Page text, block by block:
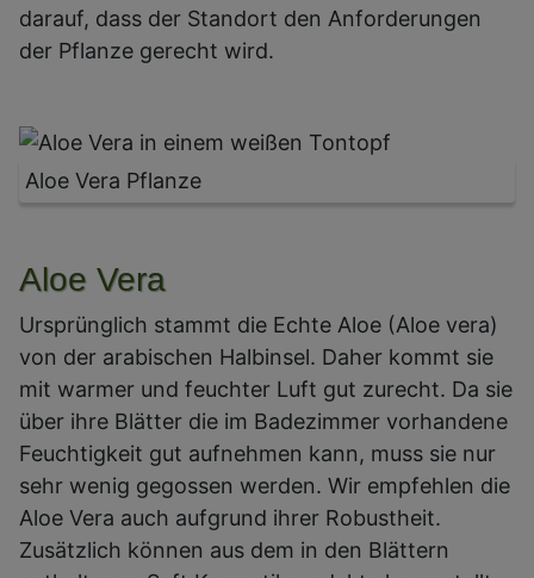
darauf, dass der Standort den Anforderungen
der Pflanze gerecht wird.
Aloe Vera Pflanze
Aloe Vera
Ursprünglich stammt die Echte Aloe (Aloe vera)
von der arabischen Halbinsel. Daher kommt sie
mit warmer und feuchter Luft gut zurecht. Da sie
über ihre Blätter die im Badezimmer vorhandene
Feuchtigkeit gut aufnehmen kann, muss sie nur
sehr wenig gegossen werden. Wir empfehlen die
Aloe Vera auch aufgrund ihrer Robustheit.
Zusätzlich können aus dem in den Blättern